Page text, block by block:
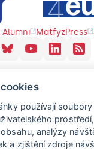
MatfyzPress
používají
analýzy
a zjištění zdroje